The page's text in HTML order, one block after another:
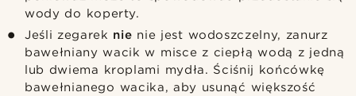
wody do koperty.
Jeśli zegarek nie nie jest wodoszczelny, zanurz
bawełniany wacik w misce z ciepłą wodą z jedną
lub dwiema kroplami mydła. Ściśnij końcówkę
bawełnianego wacika, aby usunąć większość